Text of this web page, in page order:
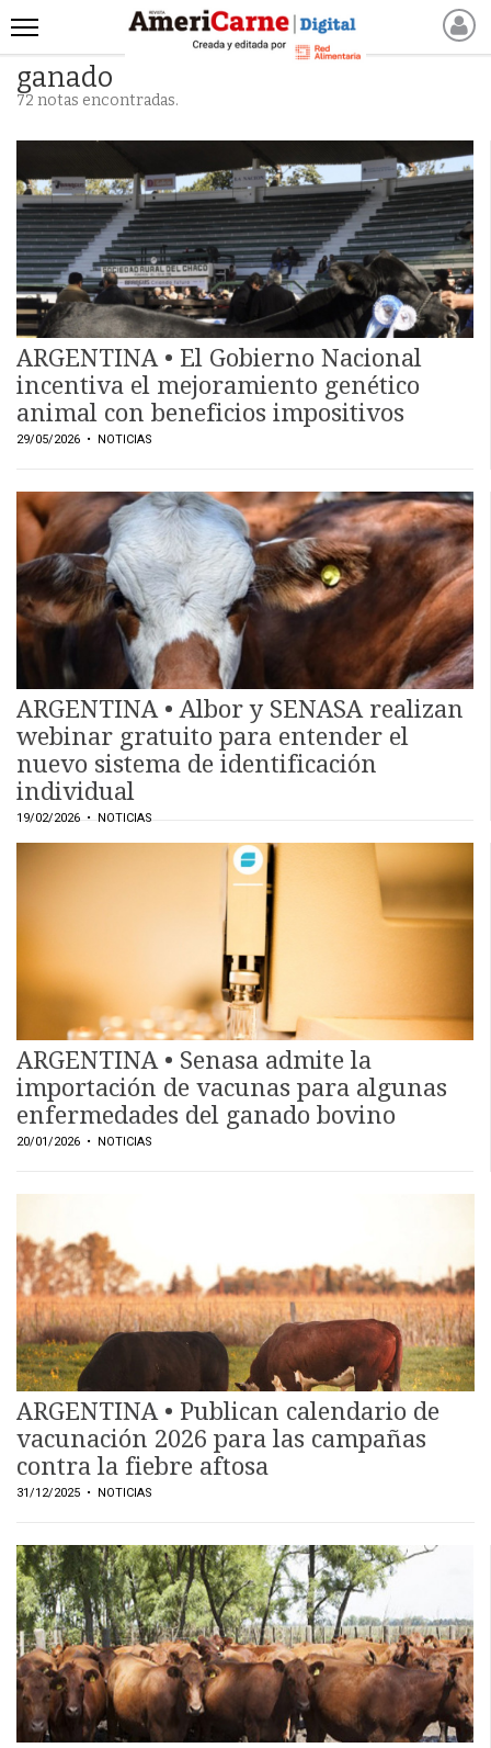
INICIO
NOTICIAS
ARTICULOS
PRODUCCIÓN
PROCESO
PRODUCTO
NUEVOS PRODUCTOS
MARKETPLACE
REVISTAS
REVISTAS
CATÁLOGO DE CORTES
EVENTOS Y
CAPACITACIONES
DIRECTORIO
CALENDARIO
MEDIA KIT
TEMAS DESTACADOS
CARNE
FRIGORIFICO
VACAS
INVESTIGACIÓN
AGRO
CONTÁCTENOS
TÉRMINOS
Y
CONDICIONES
POLÍTICAS
DE
PRIVACIDAD
MAPA
DEL
SITIO
QUIENES
SOMOS
ganado
72 notas encontradas.
ARGENTINA • El Gobierno Nacional
incentiva el mejoramiento genético
animal con beneficios impositivos
29/05/2026 • NOTICIAS
ARGENTINA • Albor y SENASA realizan
webinar gratuito para entender el
nuevo sistema de identificación
individual
19/02/2026 • NOTICIAS
ARGENTINA • Senasa admite la
importación de vacunas para algunas
enfermedades del ganado bovino
20/01/2026 • NOTICIAS
ARGENTINA • Publican calendario de
vacunación 2026 para las campañas
contra la fiebre aftosa
31/12/2025 • NOTICIAS